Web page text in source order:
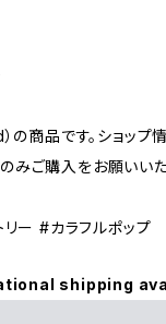
商品です。ショップ
みご購入をお願いいた
ー #カラフルポップ
shipping